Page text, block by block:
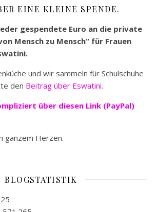
EINE KLEINE SPENDE.
gespendete Euro an die private
Mensch zu Mensch“ für Frauen
und wir sammeln für Schulschuhe
den Beitrag über Eswatini.
über diesen Link (PayPal)
ganzem Herzen.
BLOGSTATISTIK